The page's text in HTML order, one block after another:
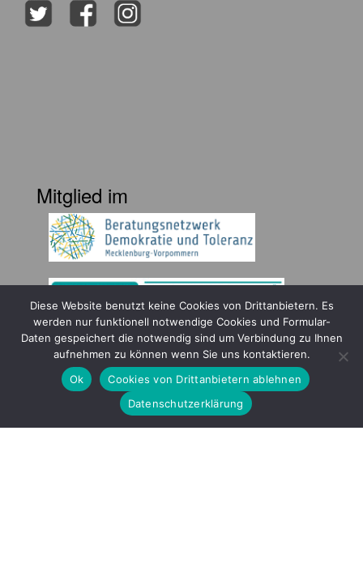
Mitglied im
Gefördert durch
Diese Website benutzt keine Cookies von Drittanbietern. Es
werden nur funktionell notwendige Cookies und Formular-
Daten gespeichert die notwendig sind um Verbindung zu Ihnen
aufnehmen zu können wenn Sie uns kontaktieren.
Ok
Cookies von Drittanbietern ablehnen
Datenschutzerklärung